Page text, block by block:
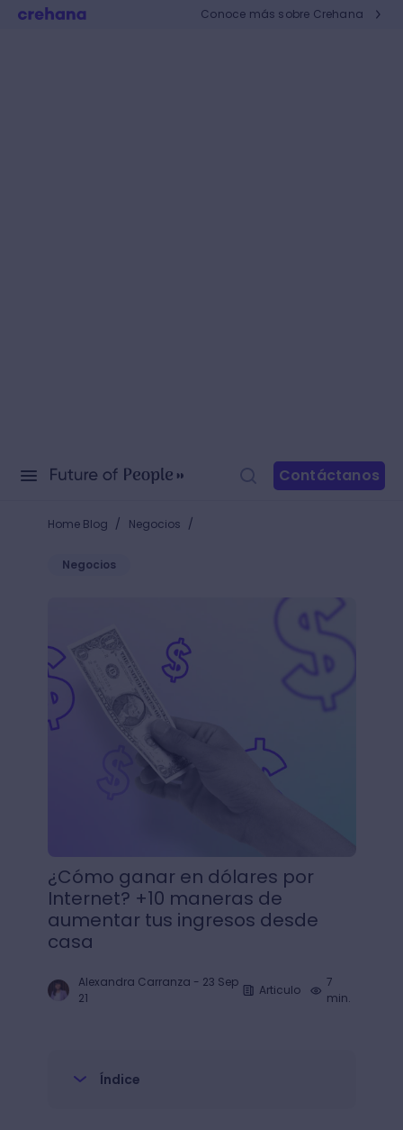
Conoce más sobre Crehana
Contáctanos
Home Blog / Negocios /
Negocios
¿Cómo ganar en dólares por Internet? +10
¿Cómo ganar en dólares por
Internet? +10 maneras de
aumentar tus ingresos desde
casa
Alexandra Carranza - 23 Sep
21
Articulo
7
min.
Índice